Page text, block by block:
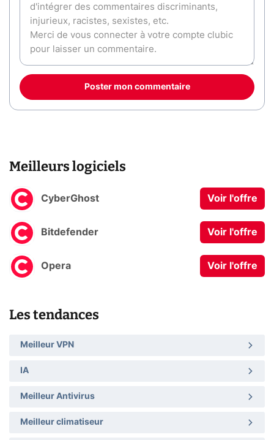
Poster mon commentaire
Meilleurs logiciels
CyberGhost Voir l'offre
Bitdefender Voir l'offre
Opera Voir l'offre
Les tendances
Meilleur VPN
IA
Meilleur Antivirus
Meilleur climatiseur